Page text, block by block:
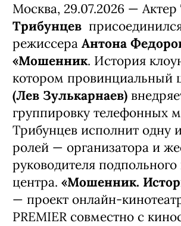
Москва, 29.07.2026 — Актер
Трибунцев
режиссера Антона
«Мошенник. История
котором провинциальный
(Лев Зулькарнаев)
группировку телефонных
Трибунцев исполнит одну
ролей — организатора и
руководителя
центра. «Мошенник.
— проект онлайн-
PREMIER совместно с